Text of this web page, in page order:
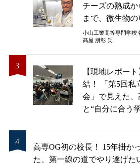
チーズの熟成
まで、微生物
小山工業高等専門学校
髙屋 朋彰 氏
【現地レポー
結！ 「第5回私
会」で見えた、
と“自分に合う
高専OG初の校長！ 15年掛か
た、第一線の道でやり遂げた